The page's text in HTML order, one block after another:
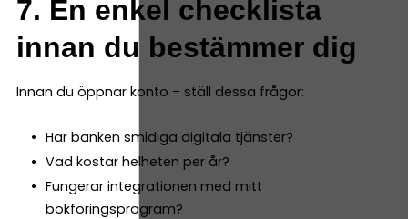
7. En enkel checklista
innan du bestämmer dig
Innan du öppnar konto – ställ dessa frågor:
Har banken smidiga digitala tjänster?
Vad kostar helheten per år?
Fungerar integrationen med mitt
bokföringsprogram?